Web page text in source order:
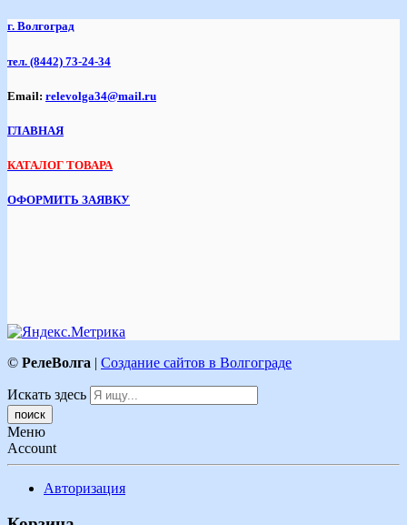
г. Волгоград
тел. (8442) 73-24-34
Email: relevolga34@mail.ru
ГЛАВНАЯ
КАТАЛОГ ТОВАРА
ОФОРМИТЬ ЗАЯВКУ
© РелеВолга | Создание сайтов в Волгограде
Искать здесь
Меню
Account
Авторизация